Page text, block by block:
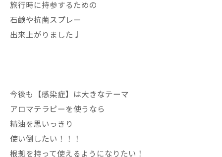
旅行時に持参するための
石鹸や抗菌スプレー
出来上がりました♩
今後も【感染症】は大きなテーマ
アロマテラピーを使うなら
精油を思いっきり
使い倒したい！！！
根拠を持って使えるようになりたい！